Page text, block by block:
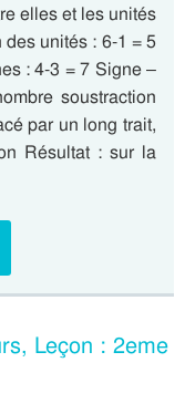
elles et les unités
unités : 6-1 = 5
: 4-3 = 7 Signe –
soustraction
par un long trait,
Résultat : sur la
Leçon : 2eme